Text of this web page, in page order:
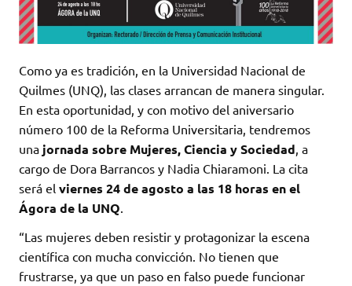
Como ya es tradición, en la Universidad Nacional de
Quilmes (UNQ), las clases arrancan de manera singular.
En esta oportunidad, y con motivo del aniversario
número 100 de la Reforma Universitaria, tendremos
una jornada sobre Mujeres, Ciencia y Sociedad , a
cargo de Dora Barrancos y Nadia Chiaramoni. La cita
será el viernes 24 de agosto a las 18 horas en el
Ágora de la UNQ
“Las mujeres deben resistir y protagonizar la escena
científica con mucha convicción. No tienen que
frustrarse, ya que un paso en falso puede funcionar